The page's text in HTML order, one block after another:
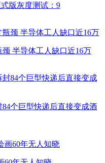
版灰度测试：9
半导体工人缺口近16万
个巨型快递后直接变成酒